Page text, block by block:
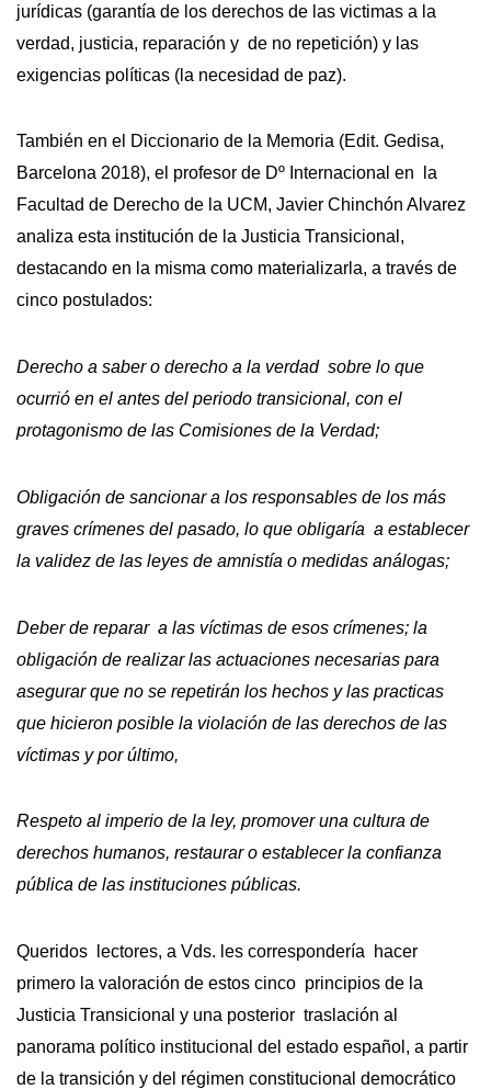
jurídicas (garantía de los derechos de las victimas a la
verdad, justicia, reparación y de no repetición) y las
exigencias políticas (la necesidad de paz).
También en el Diccionario de la Memoria (Edit. Gedisa,
Barcelona 2018), el profesor de Dº Internacional en la
Facultad de Derecho de la UCM, Javier Chinchón Alvarez
analiza esta institución de la Justicia Transicional,
destacando en la misma como materializarla, a través de
cinco postulados:
Derecho a saber o derecho a la verdad sobre lo que
ocurrió en el antes del periodo transicional, con el
protagonismo de las Comisiones de la Verdad;
Obligación de sancionar a los responsables de los más
graves crímenes del pasado, lo que obligaría a establecer
la validez de las leyes de amnistía o medidas análogas;
Deber de reparar a las víctimas de esos crímenes; la
obligación de realizar las actuaciones necesarias para
asegurar que no se repetirán los hechos y las practicas
que hicieron posible la violación de las derechos de las
víctimas y por último,
Respeto al imperio de la ley, promover una cultura de
derechos humanos, restaurar o establecer la confianza
pública de las instituciones públicas.
Queridos lectores, a Vds. les correspondería hacer
primero la valoración de estos cinco principios de la
Justicia Transicional y una posterior traslación al
panorama político institucional del estado español, a partir
de la transición y del régimen constitucional democrático